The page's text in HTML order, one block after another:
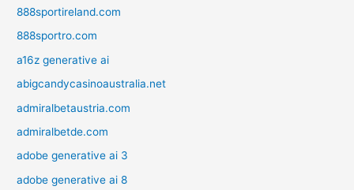
888sportireland.com
888sportro.com
a16z generative ai
abigcandycasinoaustralia.net
admiralbetaustria.com
admiralbetde.com
adobe generative ai 3
adobe generative ai 8